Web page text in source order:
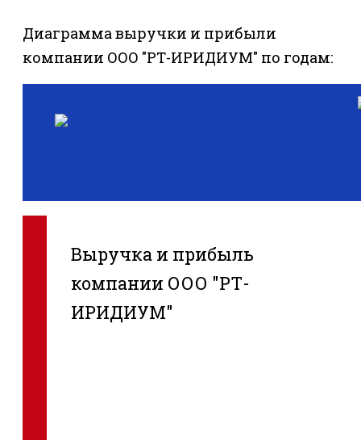
Диаграмма выручки и прибыли
компании ООО "РТ-ИРИДИУМ" по годам:
Выручка и прибыль
компании ООО "РТ-
ИРИДИУМ"